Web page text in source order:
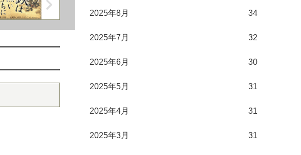
2025年8月 34
2025年7月 32
2025年6月 30
2025年5月 31
2025年4月 31
2025年3月 31